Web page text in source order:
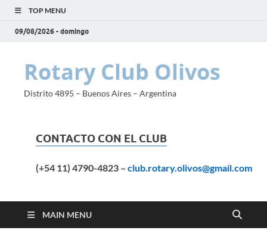
TOP MENU
09/08/2026 - domingo
Rotary Club Olivos
Distrito 4895 – Buenos Aires – Argentina
CONTACTO CON EL CLUB
(+54 11) 4790-4823 – club.rotary.olivos@gmail.com
MAIN MENU